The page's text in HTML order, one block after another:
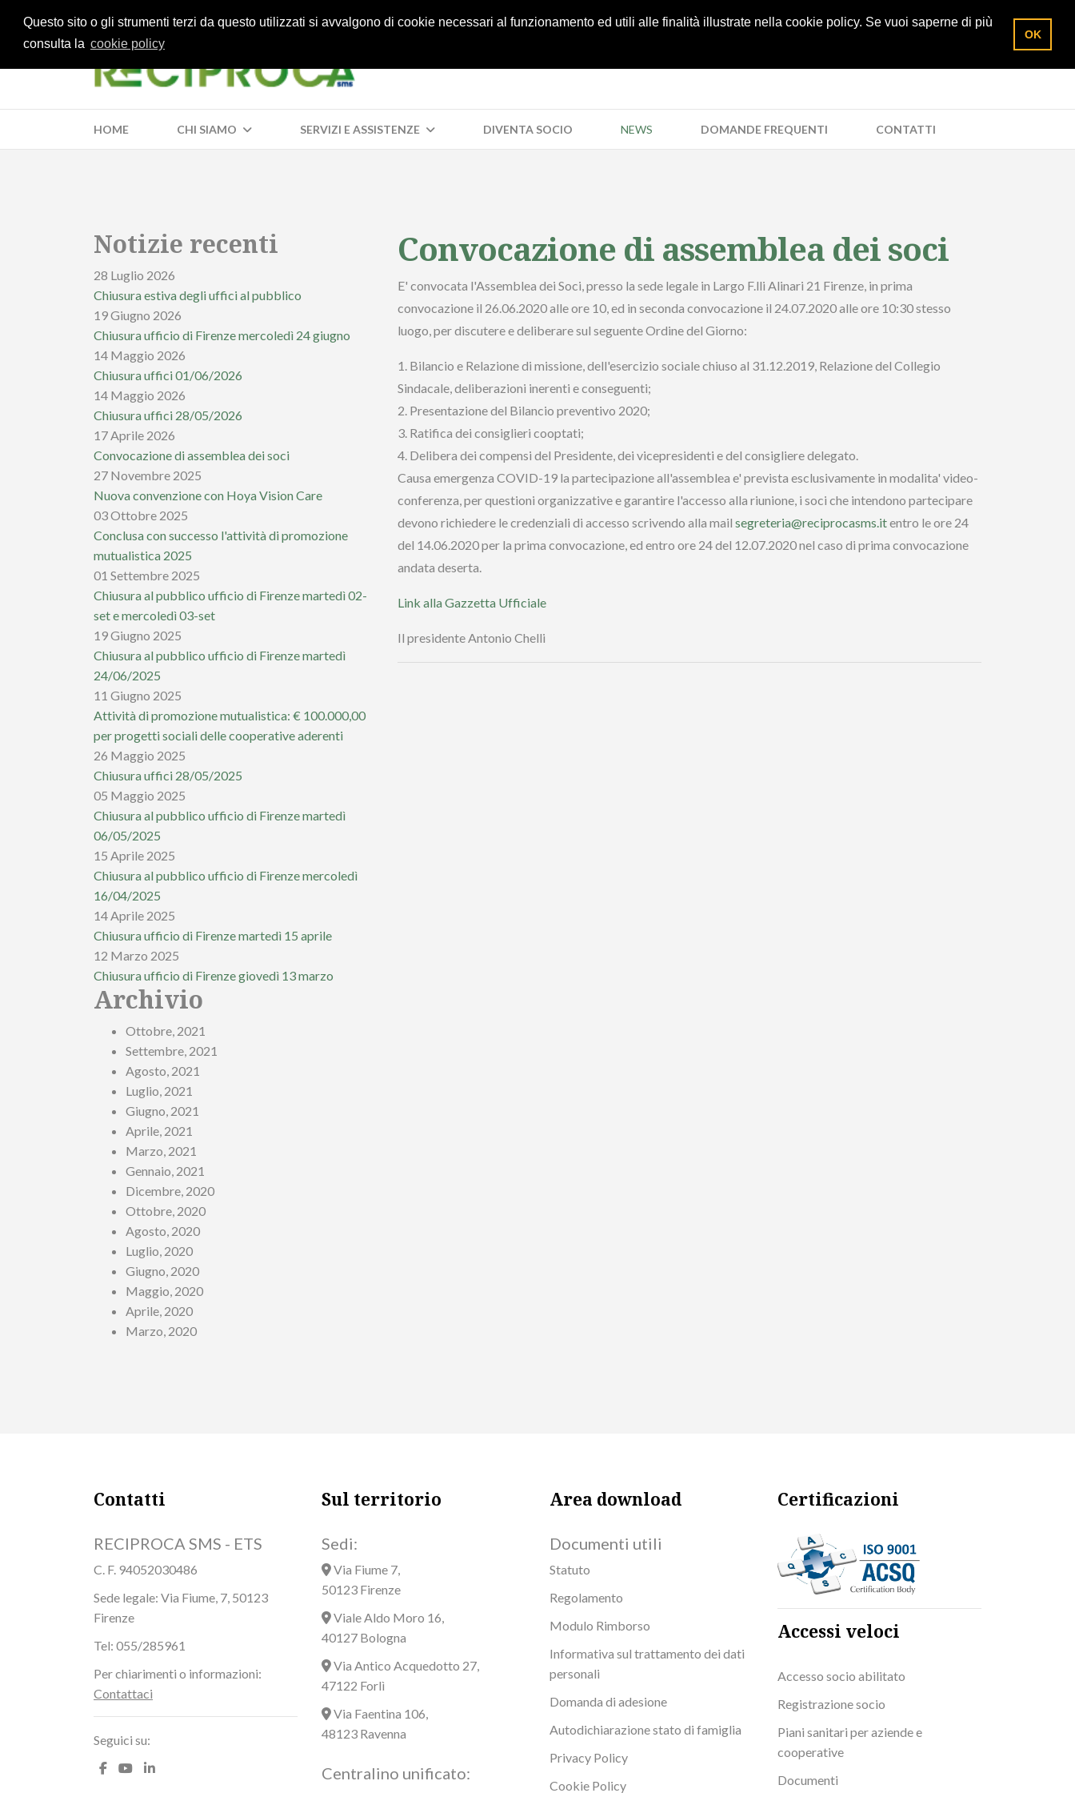
Questo sito o gli strumenti terzi da questo utilizzati si avvalgono di cookie necessari al funzionamento ed utili alle finalità illustrate nella cookie policy. Se vuoi saperne di più
consulta la cookie policy
OK
055/285961 Richiedi un preventivo Area socio
HOME CHI SIAMO SERVIZI E ASSISTENZE DIVENTA SOCIO NEWS DOMANDE FREQUENTI CONTATTI
Notizie recenti
28 Luglio 2026
Chiusura estiva degli uffici al pubblico
19 Giugno 2026
Chiusura ufficio di Firenze mercoledì 24 giugno
14 Maggio 2026
Chiusura uffici 01/06/2026
14 Maggio 2026
Chiusura uffici 28/05/2026
17 Aprile 2026
Convocazione di assemblea dei soci
27 Novembre 2025
Nuova convenzione con Hoya Vision Care
03 Ottobre 2025
Conclusa con successo l'attività di promozione
mutualistica 2025
01 Settembre 2025
Chiusura al pubblico ufficio di Firenze martedì 02-
set e mercoledì 03-set
19 Giugno 2025
Chiusura al pubblico ufficio di Firenze martedì
24/06/2025
11 Giugno 2025
Attività di promozione mutualistica: € 100.000,00
per progetti sociali delle cooperative aderenti
26 Maggio 2025
Chiusura uffici 28/05/2025
05 Maggio 2025
Chiusura al pubblico ufficio di Firenze martedì
06/05/2025
15 Aprile 2025
Chiusura al pubblico ufficio di Firenze mercoledì
16/04/2025
14 Aprile 2025
Chiusura ufficio di Firenze martedì 15 aprile
12 Marzo 2025
Chiusura ufficio di Firenze giovedì 13 marzo
Archivio
Ottobre, 2021
Settembre, 2021
Agosto, 2021
Luglio, 2021
Giugno, 2021
Aprile, 2021
Marzo, 2021
Gennaio, 2021
Dicembre, 2020
Ottobre, 2020
Agosto, 2020
Luglio, 2020
Giugno, 2020
Maggio, 2020
Aprile, 2020
Marzo, 2020
Convocazione di assemblea dei soci
E' convocata l'Assemblea dei Soci, presso la sede legale in Largo F.lli Alinari 21 Firenze, in prima
convocazione il 26.06.2020 alle ore 10, ed in seconda convocazione il 24.07.2020 alle ore 10:30 stesso
luogo, per discutere e deliberare sul seguente Ordine del Giorno:
1. Bilancio e Relazione di missione, dell'esercizio sociale chiuso al 31.12.2019, Relazione del Collegio
Sindacale, deliberazioni inerenti e conseguenti;
2. Presentazione del Bilancio preventivo 2020;
3. Ratifica dei consiglieri cooptati;
4. Delibera dei compensi del Presidente, dei vicepresidenti e del consigliere delegato.
Causa emergenza COVID-19 la partecipazione all'assemblea e' prevista esclusivamente in modalita' video-
conferenza, per questioni organizzative e garantire l'accesso alla riunione, i soci che intendono partecipare
devono richiedere le credenziali di accesso scrivendo alla mail segreteria@reciprocasms.itentro le ore 24
del 14.06.2020 per la prima convocazione, ed entro ore 24 del 12.07.2020 nel caso di prima convocazione
andata deserta.
Link alla Gazzetta Ufficiale
Il presidente Antonio Chelli
Contatti
RECIPROCA SMS - ETS
C. F. 94052030486
Sede legale: Via Fiume, 7, 50123
Firenze
Tel: 055/285961
Per chiarimenti o informazioni:
Contattaci
Seguici su:
Sul territorio
Sedi:
Via Fiume 7,
50123 Firenze
Viale Aldo Moro 16,
40127 Bologna
Via Antico Acquedotto 27,
47122 Forlì
Via Faentina 106,
48123 Ravenna
Centralino unificato:
Area download
Documenti utili
Statuto
Regolamento
Modulo Rimborso
Informativa sul trattamento dei dati
personali
Domanda di adesione
Autodichiarazione stato di famiglia
Privacy Policy
Cookie Policy
Certificazioni
Accessi veloci
Accesso socio abilitato
Registrazione socio
Piani sanitari per aziende e
cooperative
Documenti